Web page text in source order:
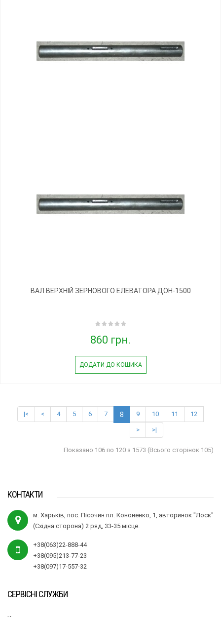
ВАЛ ВЕРХНІЙ ЗЕРНОВОГО ЕЛЕВАТОРА ДОН-1500
860 грн.
ДОДАТИ ДО КОШИКА
|< < 4 5 6 7 8 9 10 11 12
> >|
Показано 106 по 120 з 1573 (Всього сторінок 105)
КОНТАКТИ
м. Харьків, пос. Пісочин пл. Кононенко, 1, авторинок "Лоск"
(Східна сторона) 2 ряд, 33-35 місце.
+38(063)22-888-44
+38(095)213-77-23
+38(097)17-557-32
СЕРВІСНІ СЛУЖБИ